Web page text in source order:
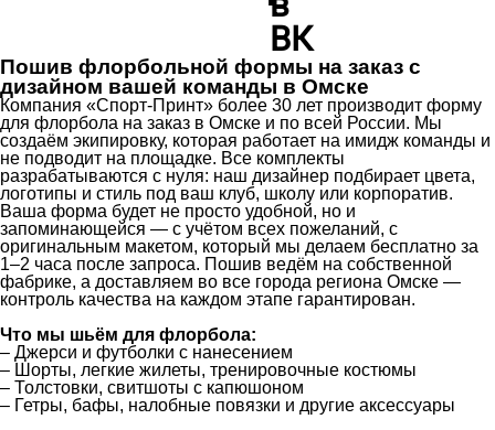
Пошив флорбольной формы на заказ с
дизайном вашей команды в Омске
Компания «Спорт-Принт» более 30 лет производит форму
для флорбола на заказ в Омске и по всей России. Мы
создаём экипировку, которая работает на имидж команды и
не подводит на площадке. Все комплекты
разрабатываются с нуля: наш дизайнер подбирает цвета,
логотипы и стиль под ваш клуб, школу или корпоратив.
Ваша форма будет не просто удобной, но и
запоминающейся — с учётом всех пожеланий, с
оригинальным макетом, который мы делаем бесплатно за
1–2 часа после запроса. Пошив ведём на собственной
фабрике, а доставляем во все города региона Омске —
контроль качества на каждом этапе гарантирован.
Что мы шьём для флорбола:
– Джерси и футболки с нанесением
– Шорты, легкие жилеты, тренировочные костюмы
– Толстовки, свитшоты с капюшоном
– Гетры, бафы, налобные повязки и другие аксессуары